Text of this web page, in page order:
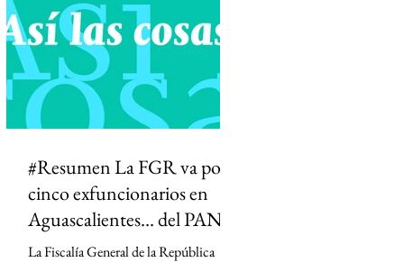
periodistas y la oposición, que advierten
que podría abrir la puerta a la censura y
permitir que el Estado influya en la
definición de qué información es veraz.
#Resumen La FGR va por
cinco exfuncionarios en
Aguascalientes... del PAN
La Fiscalía General de la República